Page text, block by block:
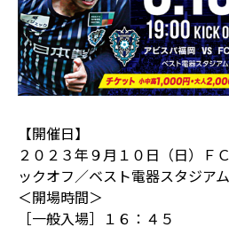
【開催日】
２０２３年９月１０日（日）Ｆ
ックオフ／ベスト電器スタジアム
＜開場時間＞
［一般入場］１６：４５